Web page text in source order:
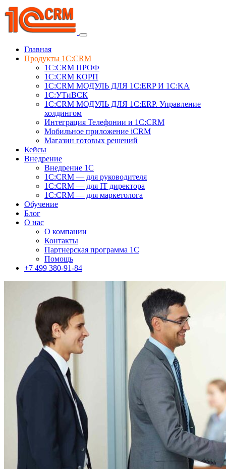
Главная
Продукты 1C:CRM
1С:CRM ПРОФ
1С:CRM КОРП
1С:CRM МОДУЛЬ ДЛЯ 1C:ERP И 1C:KA
1C:УТиВСК
1С:CRM МОДУЛЬ ДЛЯ 1C:ERP. Управление
холдингом
Интеграция Телефонии и 1C:CRM
Мобильное приложение iCRM
Магазин готовых решений
Кейсы
Внедрение
Внедрение 1C
1С:CRM — для руководителя
1С:CRM — для IT директора
1С:CRM — для маркетолога
Обучение
Блог
О нас
О компании
Контакты
Партнерская программа 1С
Помощь
+7 499 380-91-84